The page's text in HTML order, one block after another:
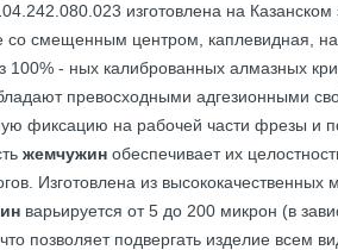
изготовлена на Казанском
смещенным центром, каплевидная,
100% - ных калиброванных алмазных
превосходными адгезионными
фиксацию на рабочей части фрезы и
жемчужин обеспечивает их
Изготовлена из
варьируется от 5 до 200 микрон (в
позволяет подвергать изделие всем